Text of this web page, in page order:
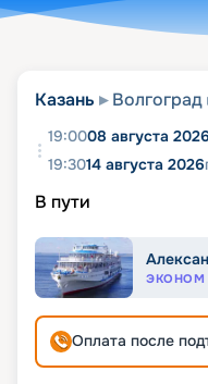
Казань Волгоград
19:0008 августа 2026
19:3014 августа 2026
В пути
ЭКОНОМ
Оплата после